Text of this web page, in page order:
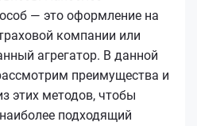
— это оформление на
компании или
агрегатор. В данной
преимущества и
этих методов, чтобы
подходящий